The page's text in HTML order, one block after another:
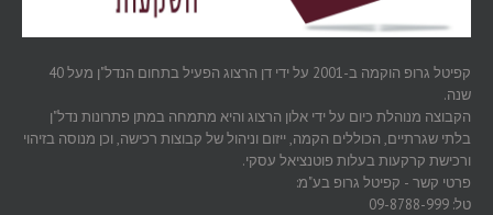
קפיטל גרופ הוקמה ב-2001 על ידי דן הרצוג הפעיל בתחום הנדל"ן מעל 40
שנה.
הקבוצה מנוהלת כיום על ידי אלון הרצוג והיא מתמחה במתן פתרונות נדל"ן
בלתי שגרתיים, הכוללים הקמה, ייזום וניהול של קבוצות רכישה, וכן מנוסה בזיהוי
ורכישת קרקעות בעלות פוטנציאל עסקי.
פרטי קשר - קפיטל גרופ בע"מ:
טל: 09-8788-999